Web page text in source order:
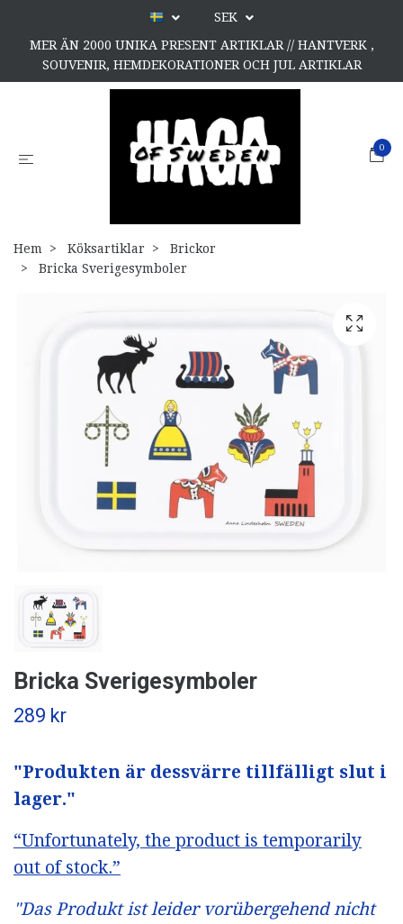
SEK
MER ÄN 2000 UNIKA PRESENT ARTIKLAR // HANTVERK ,
SOUVENIR, HEMDEKORATIONER OCH JUL ARTIKLAR
0
Hem Köksartiklar
Brickor
Bricka Sverigesymboler
Bricka Sverigesymboler
289 kr
"Produkten är dessvärre tillfälligt slut i
lager."
“Unfortunately, the product is temporarily
out of stock.”
"Das Produkt ist leider vorübergehend nicht